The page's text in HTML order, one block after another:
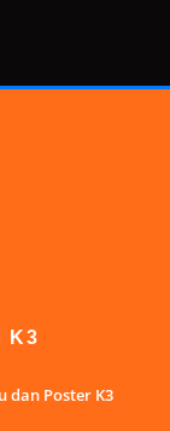
K3
dan Poster K3